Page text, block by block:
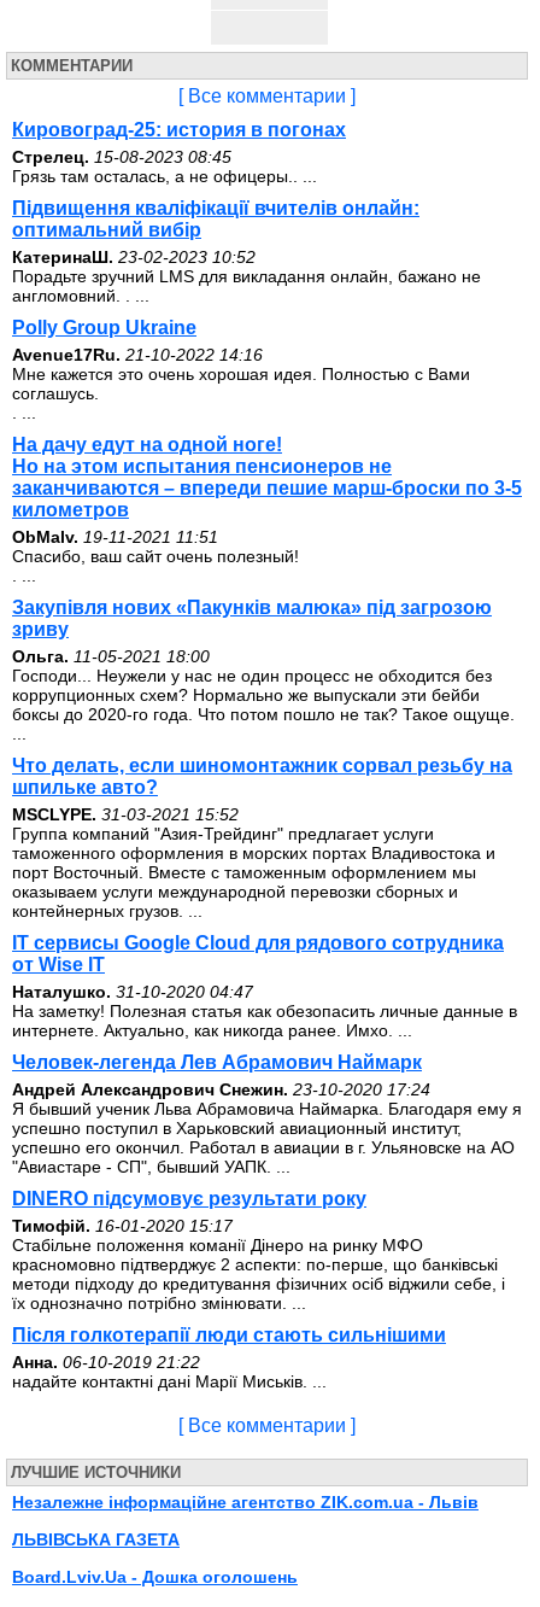
КОММЕНТАРИИ
[ Все комментарии ]
Кировоград-25: история в погонах
Стрелец. 15-08-2023 08:45
Грязь там осталась, а не офицеры.. ...
Підвищення кваліфікації вчителів онлайн:
оптимальний вибір
КатеринаШ. 23-02-2023 10:52
Порадьте зручний LMS для викладання онлайн, бажано не
англомовний. . ...
Polly Group Ukraine
Avenue17Ru. 21-10-2022 14:16
Мне кажется это очень хорошая идея. Полностью с Вами
соглашусь.
На дачу едут на одной ноге!
Но на этом испытания пенсионеров не
заканчиваются – впереди пешие марш-броски по 3-5
километров
ОbMalv. 19-11-2021 11:51
Спасибо, ваш сайт очень полезный!
Закупівля нових «Пакунків малюка» під загрозою
зриву
Ольга. 11-05-2021 18:00
Господи... Неужели у нас не один процесс не обходится без
коррупционных схем? Нормально же выпускали эти бейби
боксы до 2020-го года. Что потом пошло не так? Такое ощуще.
Что делать, если шиномонтажник сорвал резьбу на
шпильке авто?
MSCLYPE. 31-03-2021 15:52
Группа компаний "Азия-Трейдинг" предлагает услуги
таможенного оформления в морских портах Владивостока и
порт Восточный. Вместе с таможенным оформлением мы
оказываем услуги международной перевозки сборных и
контейнерных грузов. ...
IT сервисы Google Cloud для рядового сотрудника
от Wise IT
Наталушко. 31-10-2020 04:47
На заметку! Полезная статья как обезопасить личные данные в
интернете. Актуально, как никогда ранее. Имхо. ...
Человек-легенда Лев Абрамович Наймарк
Андрей Александрович Снежин. 23-10-2020 17:24
Я бывший ученик Льва Абрамовича Наймарка. Благодаря ему я
успешно поступил в Харьковский авиационный институт,
успешно его окончил. Работал в авиации в г. Ульяновске на АО
"Авиастаре - СП", бывший УАПК. ...
DINERO підсумовує результати року
Тимофій. 16-01-2020 15:17
Стабільне положення команії Дінеро на ринку МФО
красномовно підтверджує 2 аспекти: по-перше, що банківські
методи підходу до кредитування фізичних осіб віджили себе, і
їх однозначно потрібно змінювати. ...
Після голкотерапії люди стають сильнішими
Анна. 06-10-2019 21:22
надайте контактні дані Марії Миськів. ...
[ Все комментарии ]
ЛУЧШИЕ ИСТОЧНИКИ
Незалежне інформаційне агентство ZIK.com.ua - Львів
ЛЬВІВСЬКА ГАЗЕТА
Board.Lviv.Ua - Дошка оголошень